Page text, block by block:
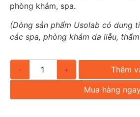
phòng khám, spa.
(Dòng sản phẩm Usolab có dung
các spa, phòng khám da liễu,
- + Thêm
Mua hàng